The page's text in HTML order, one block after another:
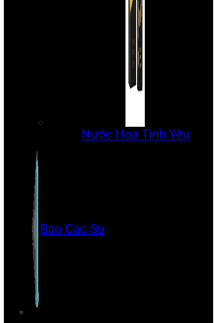
Nước Hoa Tình Yêu
Bao Cao Su